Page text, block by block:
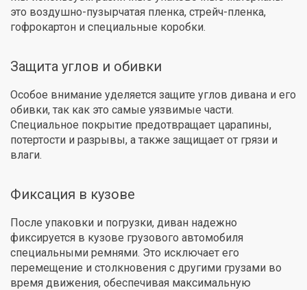
это воздушно-пузырчатая пленка, стрейч-пленка,
гофрокартон и специальные коробки.
Защита углов и обивки
Особое внимание уделяется защите углов дивана и его
обивки, так как это самые уязвимые части.
Специальное покрытие предотвращает царапины,
потертости и разрывы, а также защищает от грязи и
влаги.
Фиксация в кузове
После упаковки и погрузки, диван надежно
фиксируется в кузове грузового автомобиля
специальными ремнями. Это исключает его
перемещение и столкновения с другими грузами во
время движения, обеспечивая максимальную